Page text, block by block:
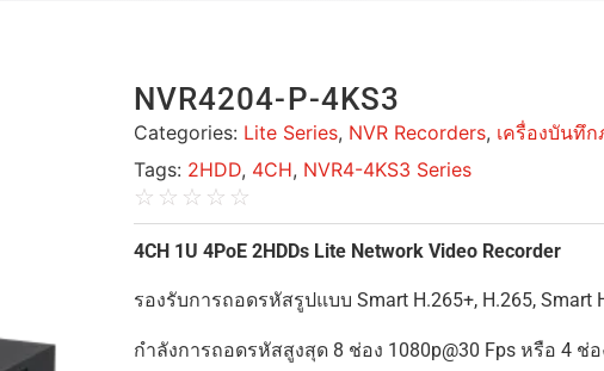
NVR4204-P-4KS3
Categories: Lite Series, NVR Recorders, เครื่องบันทึ
Tags: 2HDD, 4CH, NVR4-4KS3 Series
☆ ☆ ☆ ☆ ☆
4CH 1U 4PoE 2HDDs Lite Network Video Recorder
รองรับการถอดรหัสรูปแบบ Smart H.265+, H.265, Smart
กำลังการถอดรหัสสูงสุด 8 ช่อง 1080p@30 Fps หรือ 4 ช่อ